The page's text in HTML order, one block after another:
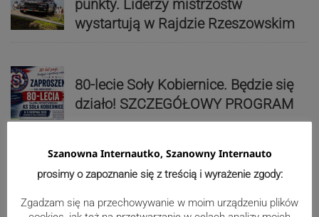
punkty. Liderzy mistrzostw
wystartują w Rajdzie Rzeszowskim
80-lecie Soły Kobiernice. Będzie się
działo! SZCZEGÓŁOWY PROGRAM
Kaniów stolicą europejskiego kajak
polo. Kilkadziesiąt drużyn z całej
Europy rywalizowało przez trzy dni
Szanowna Internautko, Szanowny Internauto
prosimy o zapoznanie się z treścią i wyrażenie zgody:
Zgadzam się na przechowywanie w moim urządzeniu plików